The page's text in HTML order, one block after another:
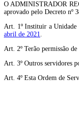
O ADMINISTRADOR
aprovado pelo Decreto nº
Art. 1º Instituir a Unidade
abril de 2021.
Art. 2º Terão permissão
Art. 3º Outros servidores
Art. 4º Esta Ordem de